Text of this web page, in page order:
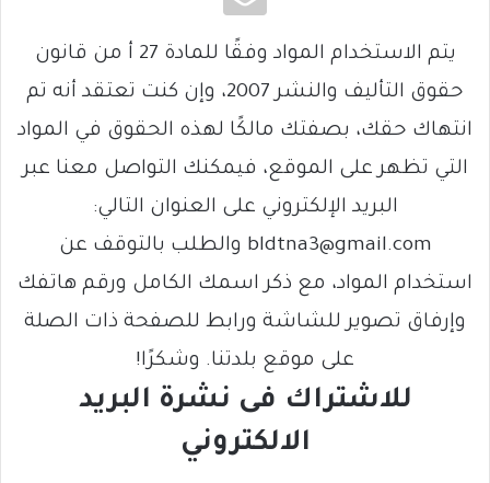
يتم الاستخدام المواد وفقًا للمادة 27 أ من قانون
حقوق التأليف والنشر 2007، وإن كنت تعتقد أنه تم
انتهاك حقك، بصفتك مالكًا لهذه الحقوق في المواد
التي تظهر على الموقع، فيمكنك التواصل معنا عبر
البريد الإلكتروني على العنوان التالي:
bldtna3@gmail.com والطلب بالتوقف عن
استخدام المواد، مع ذكر اسمك الكامل ورقم هاتفك
وإرفاق تصوير للشاشة ورابط للصفحة ذات الصلة
على موقع بلدتنا. وشكرًا!
للاشتراك فى نشرة البريد
الالكتروني